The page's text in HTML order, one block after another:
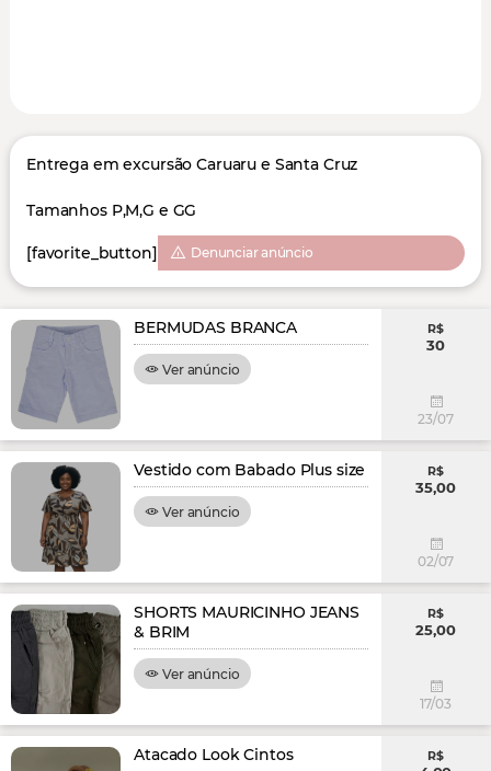
Entrega em excursão Caruaru e Santa Cruz
Tamanhos P,M,G e GG
[favorite_button] Denunciar anúncio
BERMUDAS BRANCA
Ver anúncio
R$
30
23/07
Vestido com Babado Plus size
Ver anúncio
R$
35,00
02/07
SHORTS MAURICINHO JEANS
& BRIM
Ver anúncio
R$
25,00
17/03
Atacado Look Cintos R$